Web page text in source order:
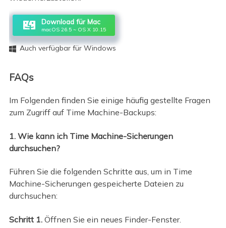
Download für Mac
macOS 26.5 ~ OS X 10.15
 Auch verfügbar für Windows
FAQs
Im Folgenden finden Sie einige häufig gestellte Fragen
zum Zugriff auf Time Machine-Backups:
1. Wie kann ich Time Machine-Sicherungen
durchsuchen?
Führen Sie die folgenden Schritte aus, um in Time
Machine-Sicherungen gespeicherte Dateien zu
durchsuchen:
Schritt 1.Öffnen Sie ein neues Finder-Fenster.